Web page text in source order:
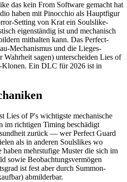
das kein From Software gemacht hat
haben mit Pinocchio als Hauptfigur
Setting von Krat ein Soulslike-
eigenständig ist und mechanisch
mithalten kann. Das Perfect-
Mechanismus und die Lieges-
Wahrheit sagen) unterscheiden Lies of
Klonen. Ein DLC für 2026 ist in
Lies of P's wichtigste mechanische
im richtigen Timing beschädigt
zurück — wer Perfect Guard
als in anderen Soulslikes wo
mehrstufige Muster die sich im
sowie Beobachtungsvermögen
ist fest aber durch Summon-
abmilderbar.